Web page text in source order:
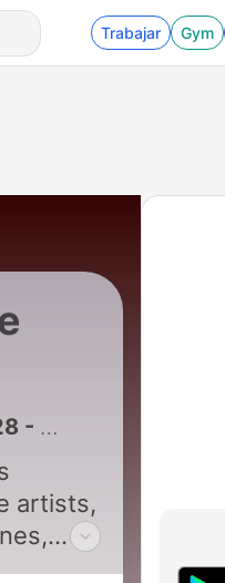
Trabajar Gym
of Time
artists,